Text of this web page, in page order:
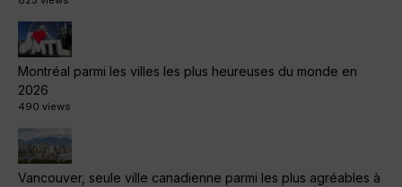
Montréal parmi les villes les plus heureuses du monde en
2026
490 views
Vancouver, seule ville canadienne parmi les plus agréables à